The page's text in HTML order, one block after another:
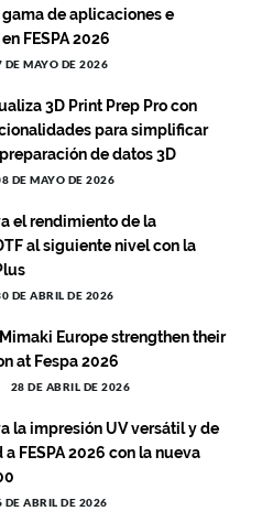
de aplicaciones e
FESPA 2026
DE MAYO DE 2026
3D Print Prep Pro con
para simplificar
de datos 3D
DE MAYO DE 2026
el rendimiento de la
al siguiente nivel con la
DE ABRIL DE 2026
Europe strengthen their
at Fespa 2026
28 DE ABRIL DE 2026
la impresión UV versátil y de
FESPA 2026 con la nueva
DE ABRIL DE 2026